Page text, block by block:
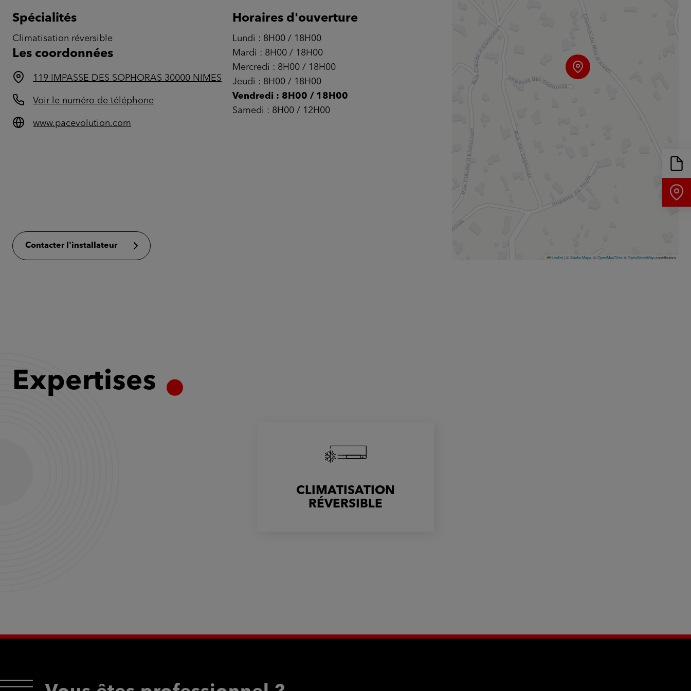
Spécialités
Climatisation réversible
Les coordonnées
119 IMPASSE DES SOPHORAS 30000 NIMES
Voir le numéro de téléphone
www.pacevolution.com
Horaires d'ouverture
Lundi : 8H00 / 18H00
Mardi : 8H00 / 18H00
Mercredi : 8H00 / 18H00
Jeudi : 8H00 / 18H00
Vendredi : 8H00 / 18H00
Samedi : 8H00 / 12H00
Contacter l'installateur
Leaflet| ©Stadia Maps , ©OpenMapTiles©OpenStreetMapcontributors
Expertises
CLIMATISATION
RÉVERSIBLE